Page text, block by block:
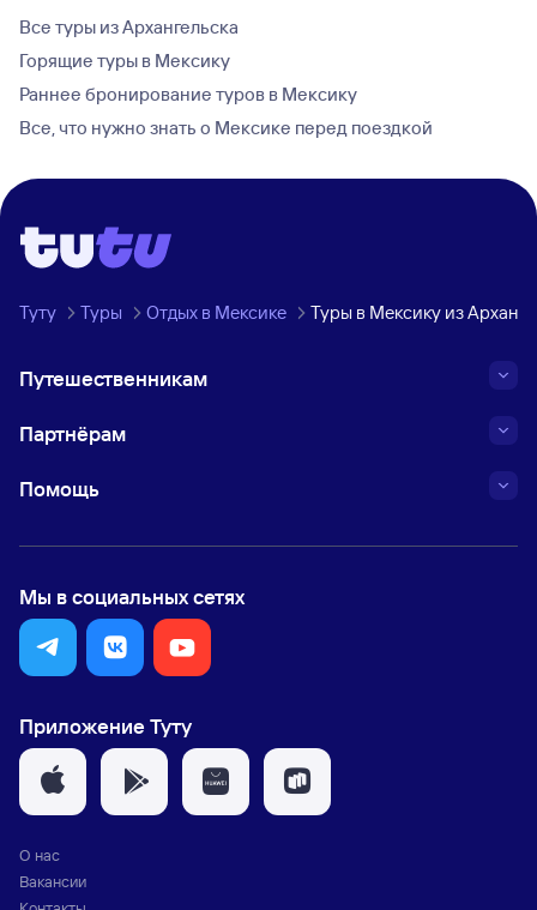
Все туры из Архангельска
Горящие туры в Мексику
Раннее бронирование туров в Мексику
Все, что нужно знать о Мексике перед поездкой
Туту Туры Отдых в Мексике Туры в Мексику из
Путешественникам
Партнёрам
Помощь
Мы в социальных сетях
Приложение Туту
О нас
Вакансии